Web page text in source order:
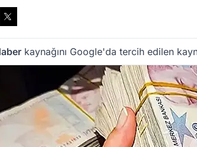
kaynağını Google'da tercih edilen